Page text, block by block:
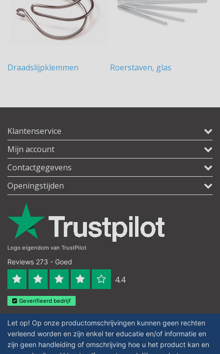
Draadslijpklemmen Roerstaven, glas
Klantenservice
Mijn account
Contactgegevens
Openingstijden
Logo eigendom van TrustPilot
Reviews 273 - Goed
4.4
Geverifieerd bedrijf
Let op! Op onze productomschrijvingen kunnen geen rechten
verleend worden en zijn enkel ter educatie en/of informatie en
zijn geen handleiding of omschrijving hoe u het product kan en